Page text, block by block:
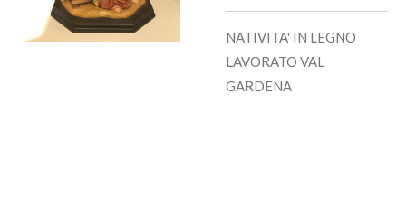
NATIVITA' IN LEGNO
LAVORATO VAL
GARDENA